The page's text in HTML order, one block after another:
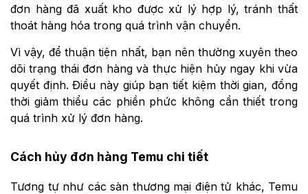
đơn hàng đã xuất kho được xử lý hợp lý, tránh thất
thoát hàng hóa trong quá trình vận chuyển.
Vì vậy, để thuận tiện nhất, bạn nên thường xuyên theo
dõi trạng thái đơn hàng và thực hiện hủy ngay khi vừa
quyết định. Điều này giúp bạn tiết kiệm thời gian, đồng
thời giảm thiểu các phiền phức không cần thiết trong
quá trình xử lý đơn hàng.
Cách hủy đơn hàng Temu chi tiết
Tương tự như các sàn thương mại điện tử khác, Temu